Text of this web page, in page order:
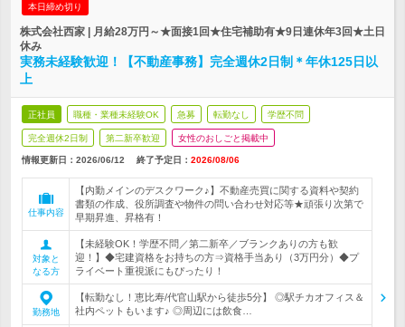
本日締め切り
株式会社西家 | 月給28万円～★面接1回★住宅補助有★9日連休年3回★土日
休み
実務未経験歓迎！【不動産事務】完全週休2日制＊年休125日以
上
正社員 職種・業種未経験OK 急募 転勤なし 学歴不問
完全週休2日制 第二新卒歓迎 女性のおしごと掲載中
情報更新日：2026/06/12 終了予定日： 2026/08/06
仕事内容
【内勤メインのデスクワーク♪】不動産売買に関する資料や契約
書類の作成、役所調査や物件の問い合わせ対応等★頑張り次第で
早期昇進、昇格有！
対象と
なる方
【未経験OK！学歴不問／第二新卒／ブランクありの方も歓
迎！】◆宅建資格をお持ちの方⇒資格手当あり（3万円分）◆プ
ライベート重視派にもぴったり！
勤務地
【転勤なし！恵比寿/代官山駅から徒歩5分】 ◎駅チカオフィス＆
社内ペットもいます♪ ◎周辺には飲食…